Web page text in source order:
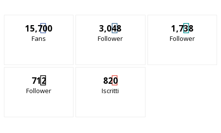
15,700
Fans
3,048
Follower
1,738
Follower
712
Follower
820
Iscritti